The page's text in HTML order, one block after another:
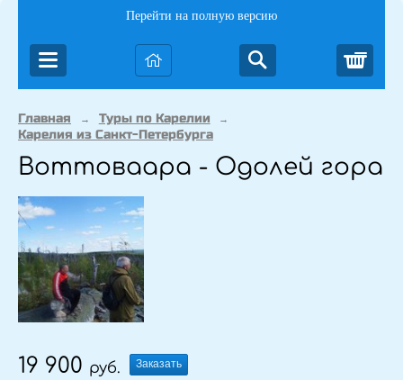
Перейти на полную версию
Главная → Туры по Карелии →
Карелия из Санкт-Петербурга
Воттоваара - Одолей гора
19 900 руб. Заказать